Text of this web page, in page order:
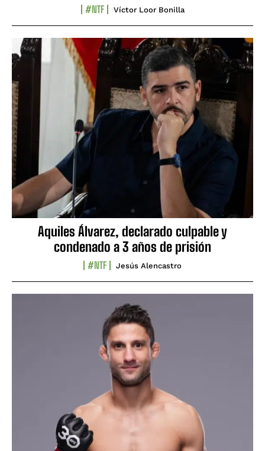
#NTF Víctor Loor Bonilla
Aquiles Álvarez, declarado culpable y
condenado a 3 años de prisión
#NTF Jesús Alencastro